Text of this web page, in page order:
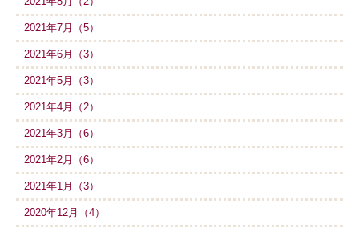
2021年7月（5）
2021年6月（3）
2021年5月（3）
2021年4月（2）
2021年3月（6）
2021年2月（6）
2021年1月（3）
2020年12月（4）